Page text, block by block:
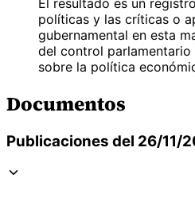
políticas y las críticas o
gubernamental en esta
del control
sobre la política
Documentos
Publicaciones del 26/11/